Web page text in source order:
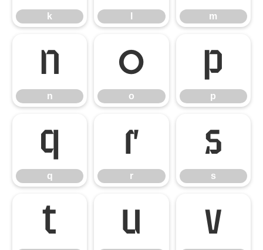
k m
n
n
o
o
p
p
q
q
r
r
s
s
t u v